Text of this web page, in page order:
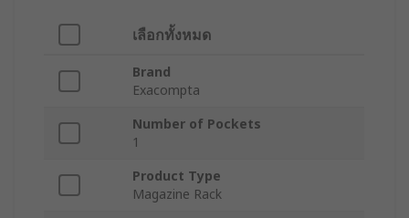
เลือกทั้งหมด
Brand
Exacompta
Number of Pockets
1
Product Type
Magazine Rack